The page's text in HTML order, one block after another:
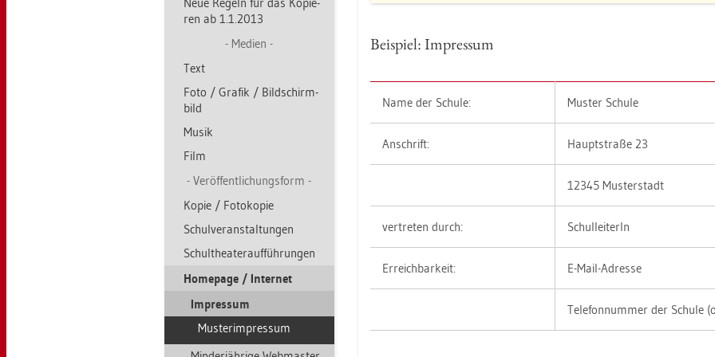
ren ab 1.1.2013
Me­di­en
Text
Foto / Gra­fik / Bild­schirm­
bild
Musik
Film
Ver­öf­fent­li­chungs­form
Kopie / Fo­to­ko­pie
Schul­ver­an­stal­tun­gen
Schul­thea­ter­auf­füh­run­gen
Home­page / In­ter­net
Im­pres­sum
Mus­terim­pres­sum
Bei­spiel: Im­pres­sum
Name der Schu­le: Mus­ter Schu­le
An­schrift: Haupt­stra­ße 23
12345 Mus­ter­stadt
ver­tre­ten durch: Schul­lei­te­rIn
Er­reich­bar­keit: E-Mail-Adres­se
Te­le­fon­num­mer der Schu­le